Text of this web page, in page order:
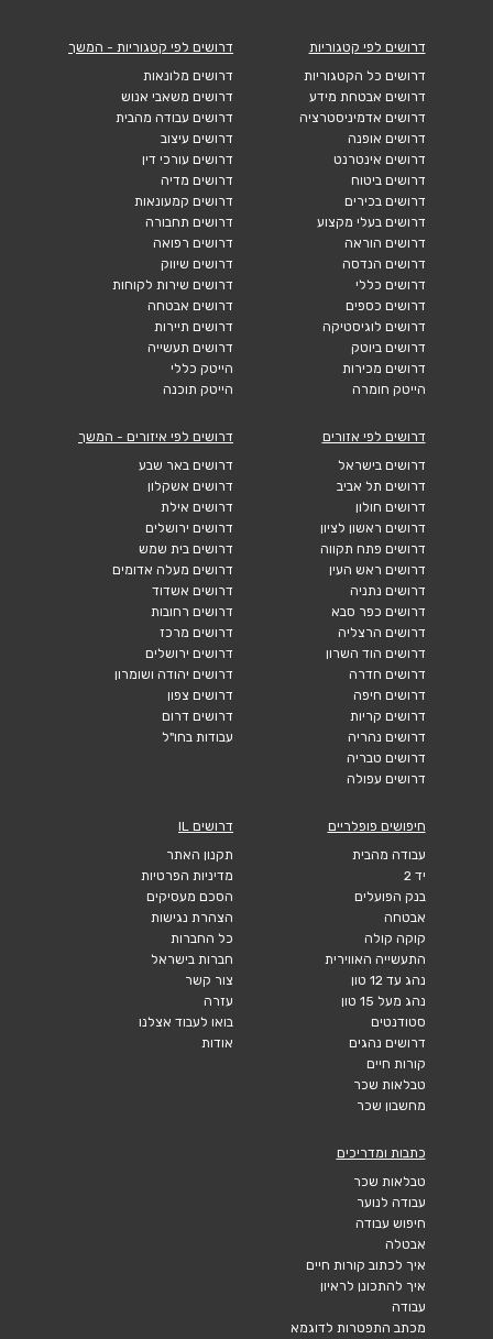
דרושים לפי קטגוריות
דרושים כל הקטגוריות
דרושים אבטחת מידע
דרושים אדמיניסטרציה
דרושים אופנה
דרושים אינטרנט
דרושים ביטוח
דרושים בכירים
דרושים בעלי מקצוע
דרושים הוראה
דרושים הנדסה
דרושים כללי
דרושים כספים
דרושים לוגיסטיקה
דרושים ביוטק
דרושים מכירות
הייטק חומרה
דרושים לפי קטגוריות - המשך
דרושים מלונאות
דרושים משאבי אנוש
דרושים עבודה מהבית
דרושים עיצוב
דרושים עורכי דין
דרושים מדיה
דרושים קמעונאות
דרושים תחבורה
דרושים רפואה
דרושים שיווק
דרושים שירות לקוחות
דרושים אבטחה
דרושים תיירות
דרושים תעשייה
הייטק כללי
הייטק תוכנה
דרושים לפי אזורים
דרושים בישראל
דרושים תל אביב
דרושים חולון
דרושים ראשון לציון
דרושים פתח תקווה
דרושים ראש העין
דרושים נתניה
דרושים כפר סבא
דרושים הרצליה
דרושים הוד השרון
דרושים חדרה
דרושים חיפה
דרושים קריות
דרושים נהריה
דרושים טבריה
דרושים עפולה
דרושים לפי איזורים - המשך
דרושים באר שבע
דרושים אשקלון
דרושים אילת
דרושים ירושלים
דרושים בית שמש
דרושים מעלה אדומים
דרושים אשדוד
דרושים רחובות
דרושים מרכז
דרושים ירושלים
דרושים יהודה ושומרון
דרושים צפון
דרושים דרום
עבודות בחו"ל
חיפושים פופלריים
עבודה מהבית
יד 2
בנק הפועלים
אבטחה
קוקה קולה
התעשייה האווירית
נהג עד 12 טון
נהג מעל 15 טון
סטודנטים
דרושים נהגים
קורות חיים
טבלאות שכר
מחשבון שכר
דרושים IL
תקנון האתר
מדיניות הפרטיות
הסכם מעסיקים
הצהרת נגישות
כל החברות
חברות בישראל
צור קשר
עזרה
בואו לעבוד אצלנו
אודות
כתבות ומדריכים
טבלאות שכר
עבודה לנוער
חיפוש עבודה
אבטלה
איך לכתוב קורות חיים
איך להתכונן לראיון
עבודה
מכתב התפטרות לדוגמא